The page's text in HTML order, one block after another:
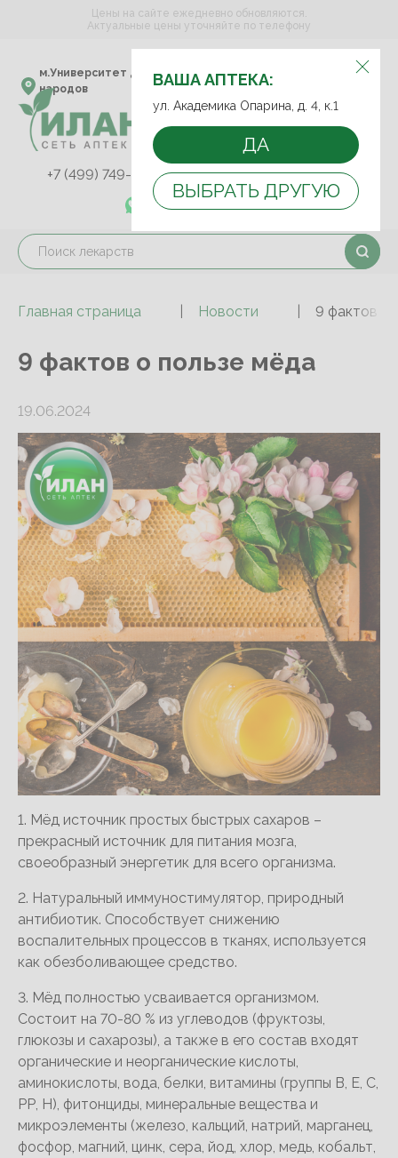
ВЫБЕРИТЕ АПТЕКУ:
м.Университет дружбы
народов
ул. Академика Опарина,
д. 4, к.1
ВАША АПТЕКА:
ул. Академика Опарина, д. 4, к.1
ДА
ВЫБРАТЬ ДРУГУЮ
Цены на сайте ежедневно обновляются.
Актуальные цены уточняйте по телефону
+7 (499) 749-75-92
+7 (499) 749-74-89
+7 (989) 579-78-73
Главная страница Новости 9 фактов о
9 фактов о пользе мёда
19.06.2024
1. Мёд источник простых быстрых сахаров –
прекрасный источник для питания мозга,
своеобразный энергетик для всего организма.
2. Натуральный иммуностимулятор, природный
антибиотик. Способствует снижению
воспалительных процессов в тканях, используется
как обезболивающее средство.
3. Мёд полностью усваивается организмом.
Состоит на 70-80 % из углеводов (фруктозы,
глюкозы и сахарозы), а также в его состав входят
органические и неорганические кислоты,
аминокислоты, вода, белки, витамины (группы В, Е, С,
РР, Н), фитонциды, минеральные вещества и
микроэлементы (железо, кальций, натрий, марганец,
фосфор, магний, цинк, сера, йод, хлор, медь, кобальт,